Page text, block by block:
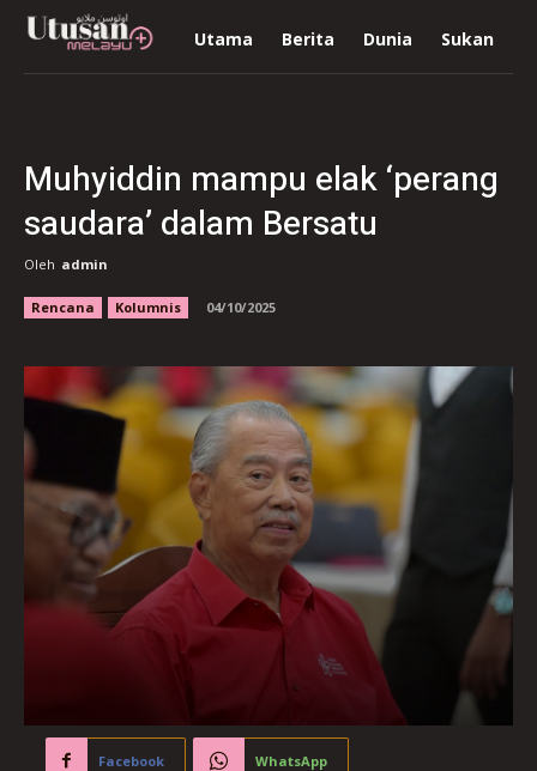
Utama Berita Dunia Sukan
Muhyiddin mampu elak ‘perang
saudara’ dalam Bersatu
Oleh admin
Rencana Kolumnis 04/10/2025
Facebook WhatsApp